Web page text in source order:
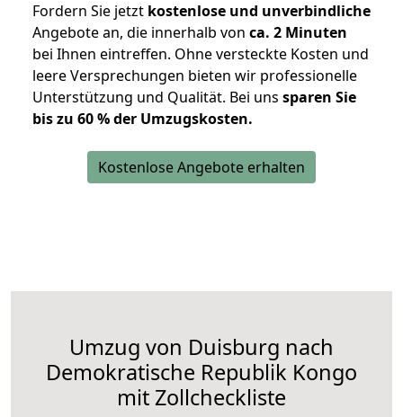
Fordern Sie jetzt kostenlose und unverbindliche
Angebote an, die innerhalb von ca. 2 Minuten
bei Ihnen eintreffen. Ohne versteckte Kosten und
leere Versprechungen bieten wir professionelle
Unterstützung und Qualität. Bei uns sparen Sie
bis zu 60 % der Umzugskosten.
Kostenlose Angebote erhalten
Umzug von Duisburg nach
Demokratische Republik Kongo
mit Zollcheckliste